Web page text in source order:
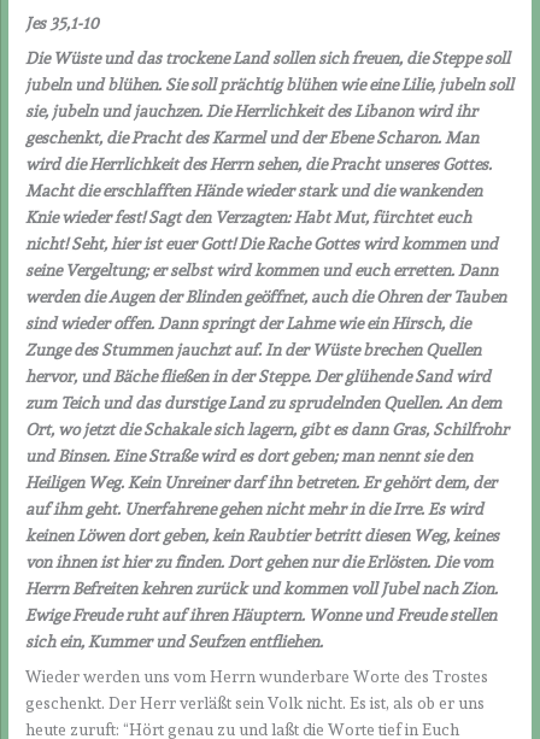
Jes 35,1-10
Die Wüste und das trockene Land sollen sich freuen, die Steppe soll
jubeln und blühen. Sie soll prächtig blühen wie eine Lilie, jubeln soll
sie, jubeln und jauchzen. Die Herrlichkeit des Libanon wird ihr
geschenkt, die Pracht des Karmel und der Ebene Scharon. Man
wird die Herrlichkeit des Herrn sehen, die Pracht unseres Gottes.
Macht die erschlafften Hände wieder stark und die wankenden
Knie wieder fest! Sagt den Verzagten: Habt Mut, fürchtet euch
nicht! Seht, hier ist euer Gott! Die Rache Gottes wird kommen und
seine Vergeltung; er selbst wird kommen und euch erretten. Dann
werden die Augen der Blinden geöffnet, auch die Ohren der Tauben
sind wieder offen. Dann springt der Lahme wie ein Hirsch, die
Zunge des Stummen jauchzt auf. In der Wüste brechen Quellen
hervor, und Bäche fließen in der Steppe. Der glühende Sand wird
zum Teich und das durstige Land zu sprudelnden Quellen. An dem
Ort, wo jetzt die Schakale sich lagern, gibt es dann Gras, Schilfrohr
und Binsen. Eine Straße wird es dort geben; man nennt sie den
Heiligen Weg. Kein Unreiner darf ihn betreten. Er gehört dem, der
auf ihm geht. Unerfahrene gehen nicht mehr in die Irre. Es wird
keinen Löwen dort geben, kein Raubtier betritt diesen Weg, keines
von ihnen ist hier zu finden. Dort gehen nur die Erlösten. Die vom
Herrn Befreiten kehren zurück und kommen voll Jubel nach Zion.
Ewige Freude ruht auf ihren Häuptern. Wonne und Freude stellen
sich ein, Kummer und Seufzen entfliehen.
Wieder werden uns vom Herrn wunderbare Worte des Trostes
geschenkt. Der Herr verläßt sein Volk nicht. Es ist, als ob er uns
heute zuruft: “Hört genau zu und laßt die Worte tief in Euch